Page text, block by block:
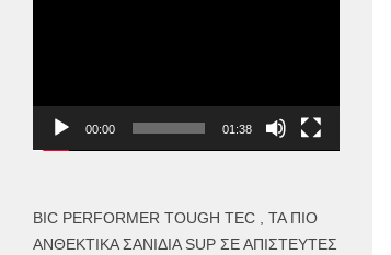
00:00 01:38
BIC PERFORMER TOUGH TEC , ΤΑ ΠΙΟ
ΑΝΘΕΚΤΙΚΆ ΣΑΝΊΔΙΑ SUP ΣΕ ΑΠΊΣΤΕΥΤΕΣ